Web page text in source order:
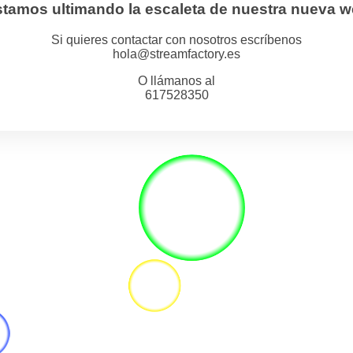
ultimando la escaleta de nuestra nueva
Si quieres contactar con nosotros escríbenos
hola@streamfactory.es
O llámanos al
617528350